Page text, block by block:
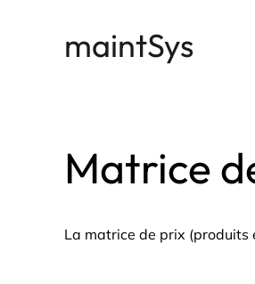
maintSys
Matrice
La matrice de prix (produits